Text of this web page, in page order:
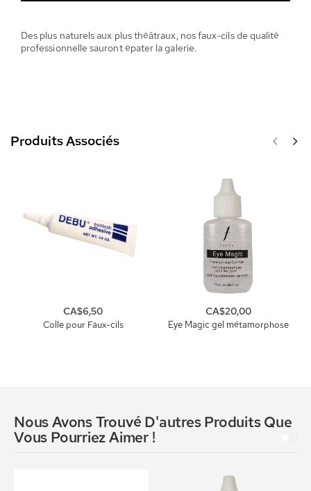
Des plus naturels aux plus théâtraux, nos faux-cils de qualité
professionnelle sauront épater la galerie.
Produits Associés
Colle pour Faux-cils
CA$6,50
Eye Magic gel métamorphose
CA$20,00
Nous Avons Trouvé D'autres Produits Que
Vous Pourriez Aimer !